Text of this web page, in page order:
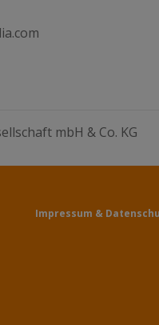
mbH & Co. KG
Impressum &